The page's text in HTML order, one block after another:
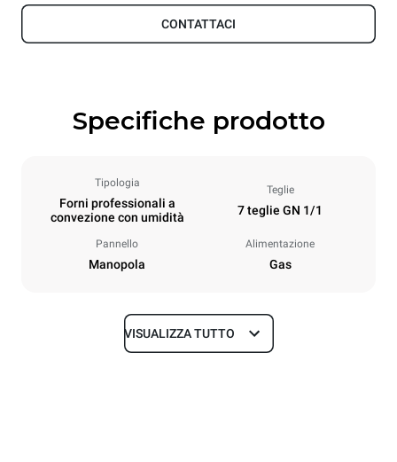
CONTATTACI
Specifiche prodotto
Tipologia
Forni professionali a
convezione con umidità
Teglie
7 teglie GN 1/1
Pannello
Manopola
Alimentazione
Gas
Dimensioni
VISUALIZZA TUTTO